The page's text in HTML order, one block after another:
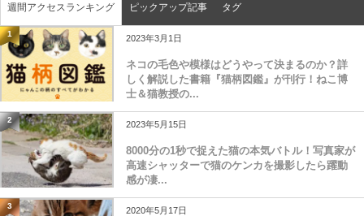
週間アクセスランキング ピックアップ記事 タグ
1 2023年3月1日
ネコの毛色や模様はどうやって決まるのか？詳
しく解説した書籍『猫柄図鑑』が刊行！ねこ博
士＆猫教授の...
2 2023年5月15日
8000分の1秒で捉えた猫の本気バトル！写真家が
高速シャッターで猫のケンカを撮影したら躍動
感が凄...
3 2020年5月17日